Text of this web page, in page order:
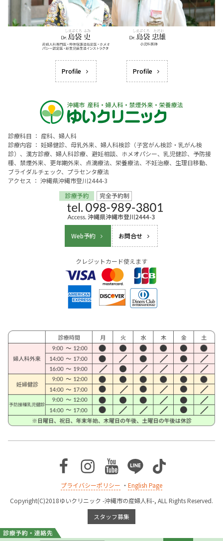
Profile Profile
診療科目 ： 産科、婦人科
診療内容 ： 妊婦健診、母乳外来、婦人科検診（子宮がん検診・乳がん検
診）、漢方診療、婦人科診療、避妊相談、ホメオパシー、乳児健診、予防接
種、禁煙外来、更年期外来、点滴療法、栄養療法、不妊治療、生理日移動、
ブライダルチェック、プラセンタ療法
アクセス ： 沖縄県沖縄市登川2444-3
Web予約 お問合せ
クレジットカード使えます
Facebook
Instagram
Youtube
LineTikTok
プライバシーポリシー ・ English Page
Copyright(C)2018ゆいクリニック -沖縄市の産婦人科-, ALL Rights Reserved.
スタッフ募集